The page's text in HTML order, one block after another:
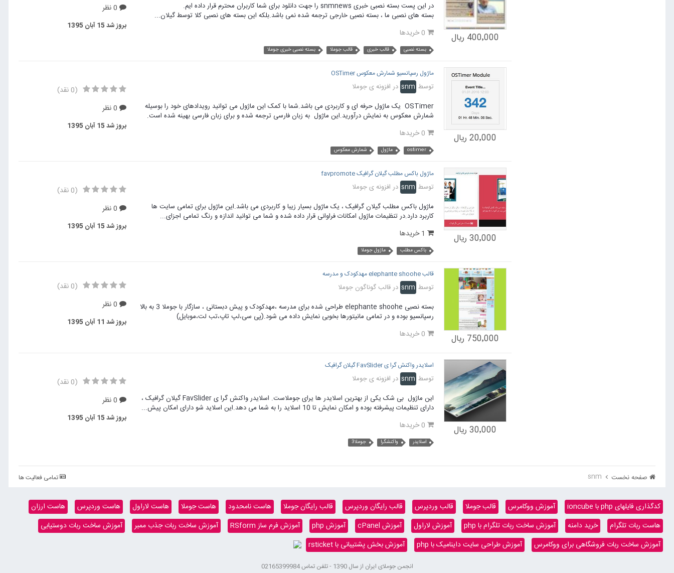
400٬000 ریال
در این پست بسته نصبی خبری snmnews را جهت دانلود برای شما کاربران محترم قرار داده ایم.
بسته های نصبی ما ، بسته نصبی خارجی ترجمه شده نمی باشد.بلکه این بسته های نصبی کلا توسط گیلان...
بسته نصبی قالب خبری قالب جوملا بسته نصبی خبری جوملا
بروز شد15 آبان 1395
20٬000 ریال
ماژول رسپانسیو شمارش معکوس OSTimer
توسط snm در افزونه ی جوملا
OSTimer یک ماژول حرفه ای و کاربردی می باشد.شما با کمک این ماژول می توانید رویدادهای خود را بوسیله
شمارش معکوس به نمایش درآورید.این ماژول به زبان فارسی ترجمه شده و برای زبان فارسی بهینه شده است.
ostimer ماژول شمارش معکوس
(0 نقد)
بروز شد15 آبان 1395
30٬000 ریال
ماژول باکس مطلب گیلان گرافیک favpromote
توسط snm در افزونه ی جوملا
ماژول باکس مطلب گیلان گرافیک ، یک ماژول بسیار زیبا و کاربردی می باشد.این ماژول برای تمامی سایت ها
کاربرد دارد.در تنظیمات ماژول امکانات فراوانی قرار داده شده و شما می توانید اندازه و رنگ تمامی اجزای...
باکس مطلب ماژول جوملا
(0 نقد)
بروز شد15 آبان 1395
750٬000 ریال
قالب elephante shoohe مهدکودک و مدرسه
توسط snm درقالب گوناگون جوملا
بسته نصبی elephante shoohe طراحی شده برای مدرسه ،مهدکودک و پیش دبستانی ، سازگار با جوملا 3 به بالا
رسپانسیو بوده و در تمامی مانیتورها بخوبی نمایش داده می شود.(پی سی،لپ تاپ،تب لت،موبایل)
(0 نقد)
بروز شد 11 آبان 1395
30٬000 ریال
اسلایدر واکنش گرا ی FavSlider گیلان گرافیک
توسط snm در افزونه ی جوملا
این ماژول بی شک یکی از بهترین اسلایدر ها یرای جوملاست. اسلایدر واکنش گرا ی FavSlider گیلان گرافیک ،
دارای تنظیمات پیشرفته بوده و امکان نمایش تا 10 اسلاید را به شما می دهد.این اسلاید شو دارای امکان پیش...
اسلایدر واکنشگرا جوملا3
(0 نقد)
بروز شد15 آبان 1395
تمامی فعالیت ها صفحه نخست snm
کدگذاری فایلهای php با ioncube آموزش ووکامرس قالب جوملا قالب وردپرس قالب رایگان وردپرس قالب رایگان جوملا هاست نامحدود هاست جوملا هاست لاراول هاست وردپرس
هاست ارزان
هاست ربات تلگرام
خرید دامنه آموزش ساخت ربات تلگرام با php آموزش لاراول آموزش cPanel آموزش php آموزش فرم ساز RSform آموزش ساخت ربات جذب ممبر
آموزش ساخت ربات دوستیابی
آموزش ساخت ربات فروشگاهی برای ووکامرس
آموزش طراحی سایت داینامیک با php آموزش بخش پشتیبانی با rsticket
انجمن جوملای ایران از سال 1390 - تلفن تماس 02165399984